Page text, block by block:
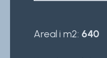
Areal i m2: 640